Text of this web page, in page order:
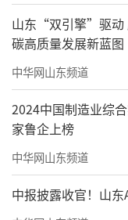
山东“双引擎”驱动
碳高质量发展新蓝图
中华网山东频道
2024中国制造业综
家鲁企上榜
中华网山东频道
中报披露收官！山